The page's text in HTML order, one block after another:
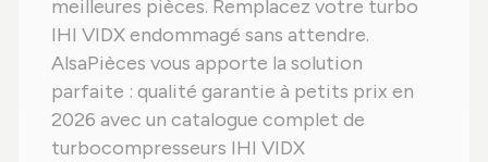
meilleures pièces. Remplacez votre turbo
IHI VIDX endommagé sans attendre.
AlsaPièces vous apporte la solution
parfaite : qualité garantie à petits prix en
2026 avec un catalogue complet de
turbocompresseurs IHI VIDX